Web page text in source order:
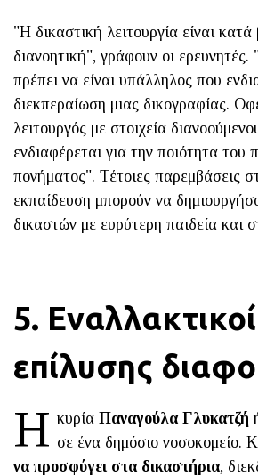
"Η δικαστική λειτουργία είναι
διανοητική", γράφουν οι
πρέπει να είναι υπάλληλος που
διεκπεραίωση μιας δικογραφίας.
λειτουργός με στοιχεία
ενδιαφέρεται για την ποιότητα του
πονήματος". Τέτοιες παρεμβάσεις
εκπαίδευση μπορούν να
δικαστών με ευρύτερη παιδεία και
5.
επίλυσης
Η κυρία Παναγούλα Γλυκατζή
σε ένα δημόσιο νοσοκομείο.
να προσφύγει στα δικαστήρια,